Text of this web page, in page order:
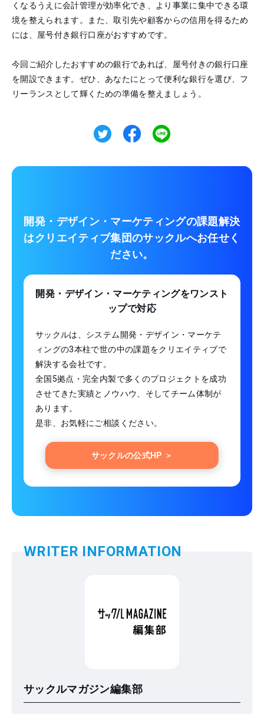
くなるうえに会計管理が効率化でき、より事業に集中できる環
境を整えられます。また、取引先や顧客からの信用を得るため
には、屋号付き銀行口座がおすすめです。
今回ご紹介したおすすめの銀行であれば、屋号付きの銀行口座
を開設できます。ぜひ、あなたにとって便利な銀行を選び、フ
リーランスとして輝くための準備を整えましょう。
開発・デザイン・マーケティングの課題解決
はクリエイティブ集団のサックルへお任せく
ださい。
開発・デザイン・マーケティングをワンスト
ップで対応
サックルは、システム開発・デザイン・マーケテ
ィングの3本柱で世の中の課題をクリエイティブで
解決する会社です。
全国5拠点・完全内製で多くのプロジェクトを成功
させてきた実績とノウハウ、そしてチーム体制が
あります。
是非、お気軽にご相談ください。
サックルの公式HP ＞
WRITER INFORMATION
サックルマガジン編集部